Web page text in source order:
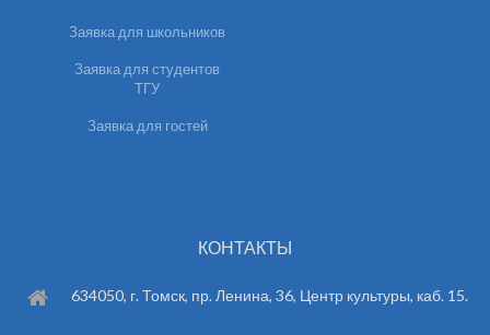
Заявка для школьников
Заявка для студентов
ТГУ
Заявка для гостей
КОНТАКТЫ
634050, г. Томск, пр. Ленина, 36, Центр культуры, каб. 15.